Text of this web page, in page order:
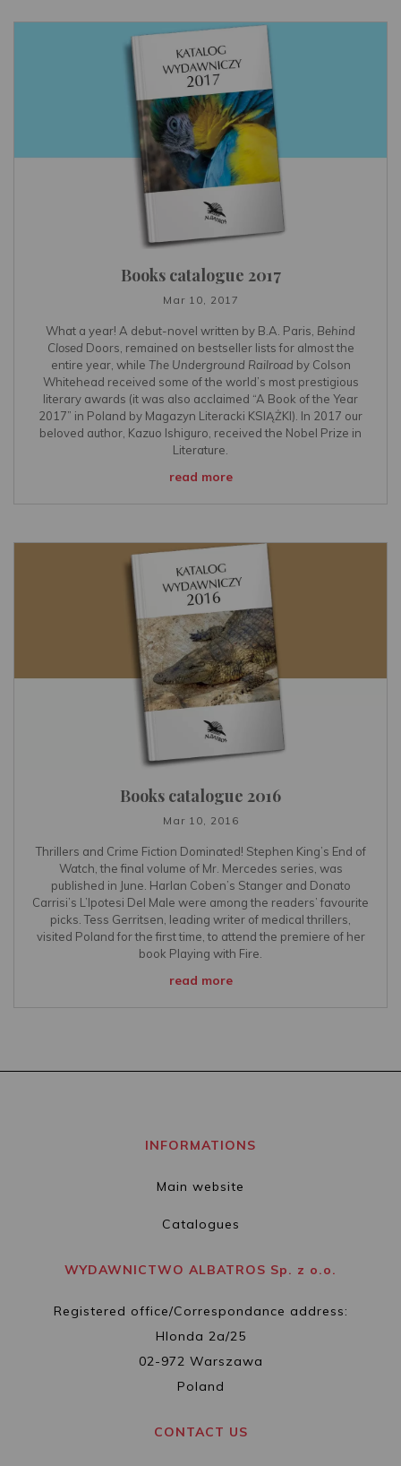
Books catalogue 2017
Mar 10, 2017
What a year! A debut-novel written by B.A. Paris, Behind
Closed Doors, remained on bestseller lists for almost the
entire year, while The Underground Railroad by Colson
Whitehead received some of the world’s most prestigious
literary awards (it was also acclaimed “A Book of the Year
2017” in Poland by Magazyn Literacki KSIĄŻKI). In 2017 our
beloved author, Kazuo Ishiguro, received the Nobel Prize in
Literature.
read more
Books catalogue 2016
Mar 10, 2016
Thrillers and Crime Fiction Dominated! Stephen King’s End of
Watch, the final volume of Mr. Mercedes series, was
published in June. Harlan Coben’s Stanger and Donato
Carrisi’s L’Ipotesi Del Male were among the readers’ favourite
picks. Tess Gerritsen, leading writer of medical thrillers,
visited Poland for the first time, to attend the premiere of her
book Playing with Fire.
read more
INFORMATIONS
Main website
Catalogues
WYDAWNICTWO ALBATROS Sp. z o.o.
Registered office/Correspondance address:
Hlonda 2a/25
02-972 Warszawa
Poland
CONTACT US